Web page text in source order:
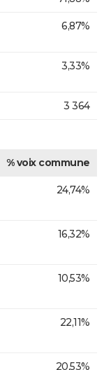
6,87%
3,33%
3 364
% voix commune
24,74%
16,32%
10,53%
22,11%
20,53%